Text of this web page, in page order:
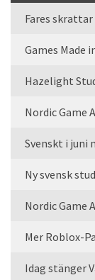
Fares
Hazelight
Nordic Game
Svenskt i juni
Ny svensk
Nordic Game
Mer Roblox-
Idag stänger